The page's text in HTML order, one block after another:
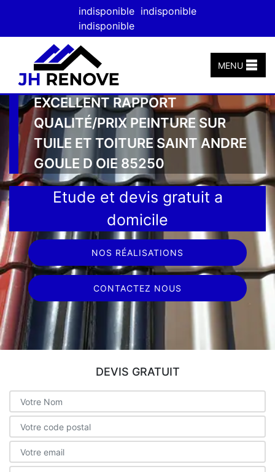
indisponible indisponible
indisponible
MENU
EXCELLENT RAPPORT
QUALITÉ/PRIX PEINTURE SUR
TUILE ET TOITURE SAINT ANDRE
GOULE D OIE 85250
Etude et devis gratuit a
domicile
NOS RÉALISATIONS
CONTACTEZ NOUS
DEVIS GRATUIT